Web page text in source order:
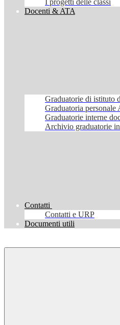
I progetti delle classi
Docenti & ATA
Graduatorie di istituto
Graduatoria personale
Graduatorie interne
Archivio graduatorie
Contatti
Contatti e URP
Documenti utili